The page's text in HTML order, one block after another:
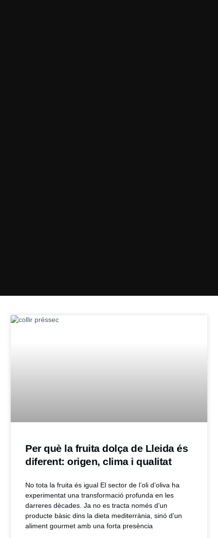
Per què la fruita dolça de Lleida és
diferent: origen, clima i qualitat
No tota la fruita és igual El sector de l’oli d’oliva ha
experimentat una transformació profunda en les
darreres dècades. Ja no es tracta només d’un
producte bàsic dins la dieta mediterrània, sinó d’un
aliment gourmet amb una forta presència